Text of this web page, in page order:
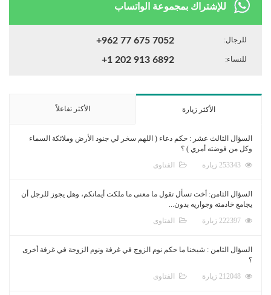
للإشتراك بمجموعة الواتساب
للرجال: +962 77 675 7052
للنساء: +1 202 913 6892
الأكثر زيارة الأكثر تفاعلاً
السؤال الثالث عشر : حكم دعاء ( اللهم سخر لي جنود الأرض وملائكة السماء
وكل من فوضته أمري ) ؟
الفتاوى
السؤال الثامن: أخت تسأل تقول ما معنى ما ملكت أيمانكم، وهل يجوز للرجل أن
يجامع خادمته وجواريه بدون...
الفتاوى
السؤال الثامن : شيخنا ما حكم نوم الزوج في غرفة ونوم الزوجة في غرفة أخرى
؟
الفتاوى